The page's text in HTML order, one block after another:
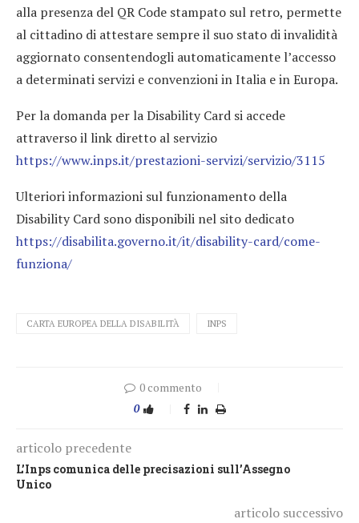
alla presenza del QR Code stampato sul retro, permette
al cittadino di attestare sempre il suo stato di invalidità
aggiornato consentendogli automaticamente l’accesso
a determinati servizi e convenzioni in Italia e in Europa.
Per la domanda per la Disability Card si accede
attraverso il link diretto al servizio
https://www.inps.it/prestazioni-servizi/servizio/3115
Ulteriori informazioni sul funzionamento della
Disability Card sono disponibili nel sito dedicato
https://disabilita.governo.it/it/disability-card/come-
funziona/
CARTA EUROPEA DELLA DISABILITÀ INPS
0 commento
0
articolo precedente
L’Inps comunica delle precisazioni sull’Assegno
Unico
articolo successivo